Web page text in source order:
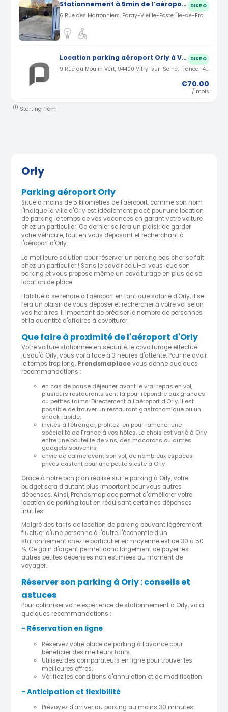
Stationnement à 5min de l’aéroport d’Orly DISPO
6 Rue des Marronniers, Paray-Vieille-Poste, Île-de-France, France · 4.27 km
Location parking aéroport Orly à Vitry-sur-seine (94) DISPO
9 Rue du Moulin Vert, 94400 Vitry-sur-Seine, France · 4.29 km
€70.00
/ mois
(1) Starting from
Orly
Parking aéroport Orly
Situé à moins de 5 kilomètres de l'aéroport, comme son nom
l'indique la ville d'Orly est idéalement placé pour une location
de parking le temps de vos vacances en garant votre voiture
chez un particulier. Ce dernier se fera un plaisir de garder
votre véhicule, tout en vous déposant et recherchant à
l'aéroport d'Orly.
La meilleure solution pour réserver un parking pas cher se fait
chez un particulier ! Sans le savoir celui-ci vous loue son
parking et vous propose même un covoiturage en plus de sa
location de place.
Habitué à se rendre à l'aéroport en tant que salarié d'Orly, il se
fera un plaisir de vous déposer et rechercher à votre vol selon
vos horaires. Il important de préciser le nombre de personnes
et la quantité d'affaires à covoiturer.
Que faire à proximité de l'aéroport d'Orly
Votre voiture stationnée en sécurité, le covoiturage effectué
jusqu'à Orly, vous voilà face à 3 heures d'attente. Pour ne avoir
le temps trop long, Prendsmaplacevous donne quelques
recommandations :
en cas de pause déjeuner avant le vrai repas en vol,
plusieurs restaurants sont là pour répondre aux grandes
ou petites faims. Directement à l'aéroport d'Orly, il est
possible de trouver un restaurant gastronomique ou un
snack rapide,
invités à l'étranger, profitez-en pour ramener une
spécialité de France à vos hôtes. Le chois est varié à Orly
entre une bouteille de vins, des macarons ou autres
gadgets souvenirs
envie de calme avant son vol, de nombreux espaces
privés existent pour une petite sieste à Orly
Grâce à notre bon plan réalisé sur le parking à Orly, votre
budget sera d'autant plus important pour vous autres
dépenses. Ainsi, Prendsmaplace permet d'améliorer votre
location de parking tout en réduisant certaines dépenses
inutiles.
Malgré des tarifs de location de parking pouvant légèrement
fluctuer d'une personne à l'autre, l'économie d'un
stationnement chez le particulier en moyenne est de 30 à 50
%. Ce gain d'argent permet donc largement de payer les
autres petites dépenses non estimées au moment de
voyager.
Réserver son parking à Orly : conseils et
astuces
Pour optimiser votre expérience de stationnement à Orly, voici
quelques recommandations :
- Réservation en ligne
Réservez votre place de parking à l'avance pour
bénéficier des meilleurs tarifs.
Utilisez des comparateurs en ligne pour trouver les
meilleures offres.
Vérifiez les conditions d'annulation et de modification.
- Anticipation et flexibilité
Prévoyez d'arriver au parking au moins 30 minutes